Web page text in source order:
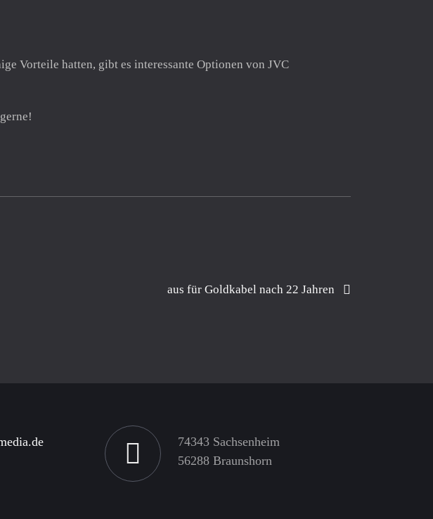
Vorteile hatten, gibt es interessante Optionen von JVC
aus für Goldkabel nach 22 Jahren
74343 Sachsenheim
56288 Braunshorn